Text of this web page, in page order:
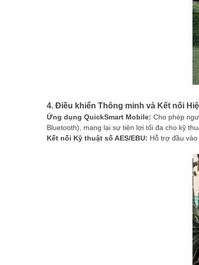
4. Điều khiển Thông minh và Kết nối
Ứng dụng QuickSmart Mobile: Cho phép
Bluetooth), mang lại sự tiện lợi tối đa cho kỹ
Kết nối Kỹ thuật số AES/EBU: Hỗ trợ đầu